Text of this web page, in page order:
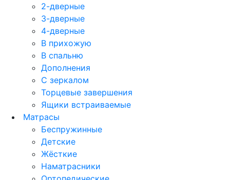
2-дверные
3-дверные
4-дверные
В прихожую
В спальню
Дополнения
С зеркалом
Торцевые завершения
Ящики встраиваемые
Матрасы
Беспружинные
Детские
Жёсткие
Наматрасники